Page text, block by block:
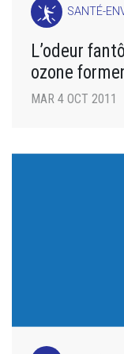
SANTÉ-
L’odeur
ozone
MAR 4 OCT 2011